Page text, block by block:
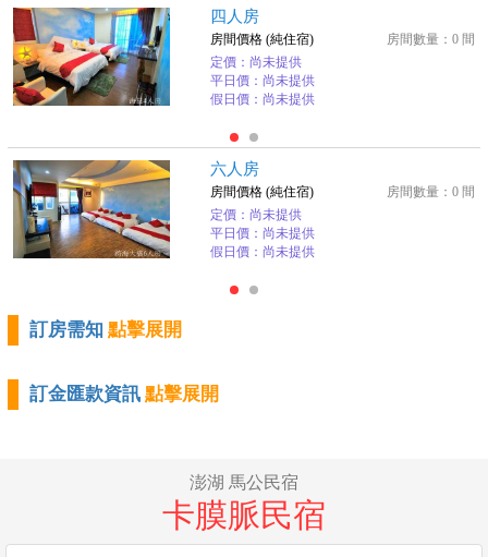
四人房
房間數量：0 間
房間價格 (純住宿)
定價：尚未提供
平日價：尚未提供
假日價：尚未提供
六人房
房間數量：0 間
房間價格 (純住宿)
定價：尚未提供
平日價：尚未提供
假日價：尚未提供
訂房需知 點擊展開
訂金匯款資訊 點擊展開
澎湖 馬公民宿
卡膜脈民宿